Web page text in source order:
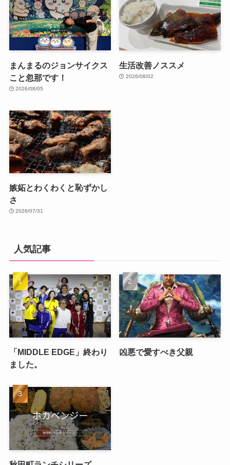
まんまるのジョンサイクス
こと忽那です！
2026/08/05
生活改善ノススメ
2026/08/02
嫉妬とわくわくと恥ずかし
さ
2026/07/31
人気記事
「MIDDLE EDGE」終わり
ました。
凶悪で愛すべき父親